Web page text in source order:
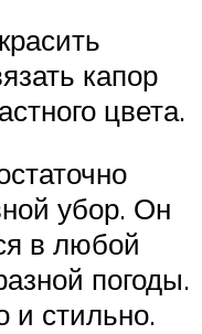
капор
цвета.
убор. Он
в любой
погоды.
и стильно.